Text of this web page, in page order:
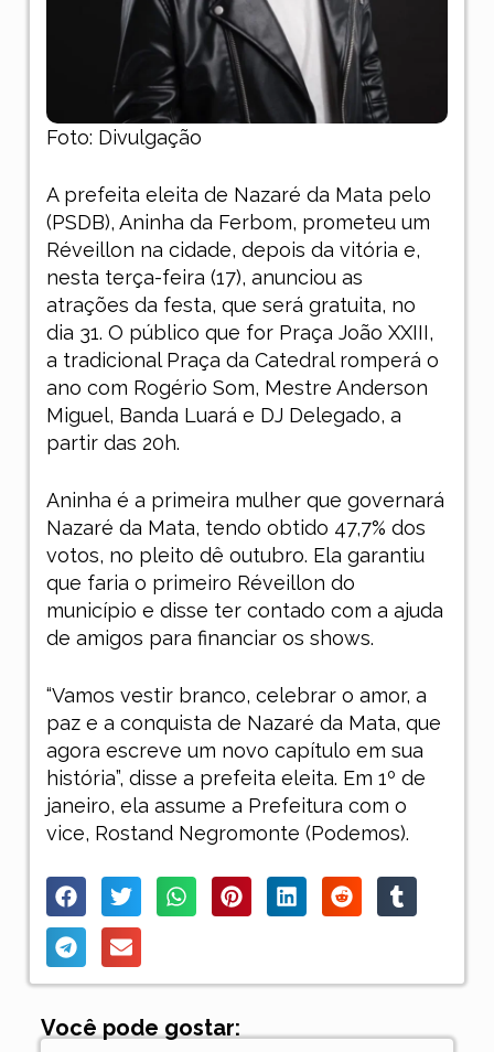
Foto: Divulgação
A prefeita eleita de Nazaré da Mata pelo
(PSDB), Aninha da Ferbom, prometeu um
Réveillon na cidade, depois da vitória e,
nesta terça-feira (17), anunciou as
atrações da festa, que será gratuita, no
dia 31. O público que for Praça João XXIII,
a tradicional Praça da Catedral romperá o
ano com Rogério Som, Mestre Anderson
Miguel, Banda Luará e DJ Delegado, a
partir das 20h.
Aninha é a primeira mulher que governará
Nazaré da Mata, tendo obtido 47,7% dos
votos, no pleito dê outubro. Ela garantiu
que faria o primeiro Réveillon do
município e disse ter contado com a ajuda
de amigos para financiar os shows.
“Vamos vestir branco, celebrar o amor, a
paz e a conquista de Nazaré da Mata, que
agora escreve um novo capítulo em sua
história”, disse a prefeita eleita. Em 1º de
janeiro, ela assume a Prefeitura com o
vice, Rostand Negromonte (Podemos).
Você pode gostar: